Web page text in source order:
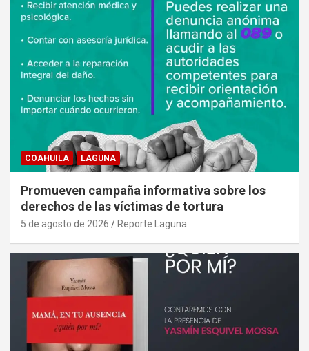
COAHUILA LAGUNA
Promueven campaña informativa sobre los
derechos de las víctimas de tortura
5 de agosto de 2026 Reporte Laguna